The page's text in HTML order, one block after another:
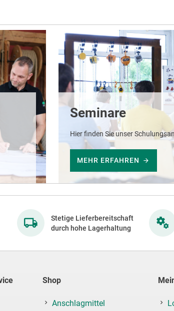
Seminare
Hier finden Sie unser
MEHR ERFAHREN
Stetige Lieferbereitschaft
durch hohe Lagerhaltung
Shop
Anschlagmittel